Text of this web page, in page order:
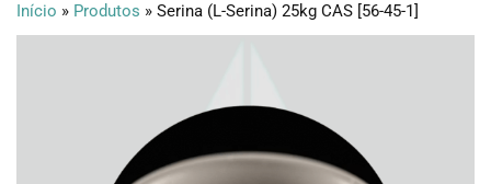
Início » Produtos » Serina (L-Serina) 25kg CAS [56-45-1]